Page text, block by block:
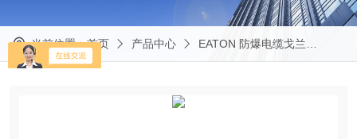
当前位置：首页 产品中心 EATON 防爆电缆戈兰